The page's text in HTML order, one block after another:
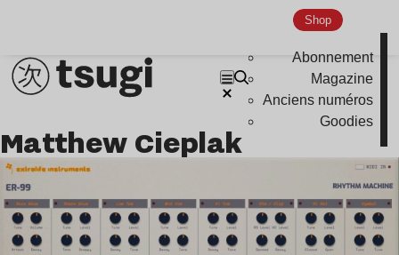
Shop
Abonnement
Magazine
Anciens numéros
Goodies
Matthew Cieplak